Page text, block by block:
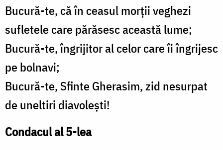
Bucură-te, că în ceasul morţii veghezi
sufletele care părăsesc această lume;
Bucură-te, îngrijitor al celor care îi îngrijesc
pe bolnavi;
Bucură-te, Sfinte Gherasim, zid nesurpat
de uneltiri diavoleşti!
Condacul al 5-lea